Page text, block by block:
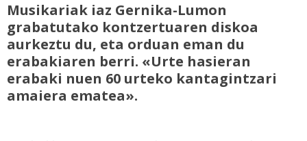
Musikariak iaz Gernika-Lumon
grabatutako kontzertuaren diskoa
aurkeztu du, eta orduan eman du
erabakiaren berri. «Urte hasieran
erabaki nuen 60 urteko kantagintzari
amaiera ematea».